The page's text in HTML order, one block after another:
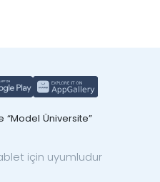
“Model Üniversite”
için uyumludur